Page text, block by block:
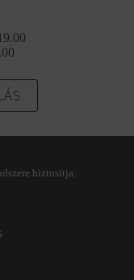
biztosítja.